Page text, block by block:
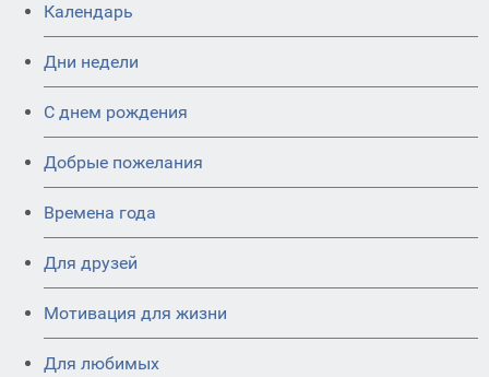
Календарь
Дни недели
C днем рождения
Добрые пожелания
Времена года
Для друзей
Мотивация для жизни
Для любимых